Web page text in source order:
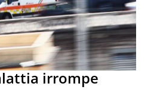
irrompe